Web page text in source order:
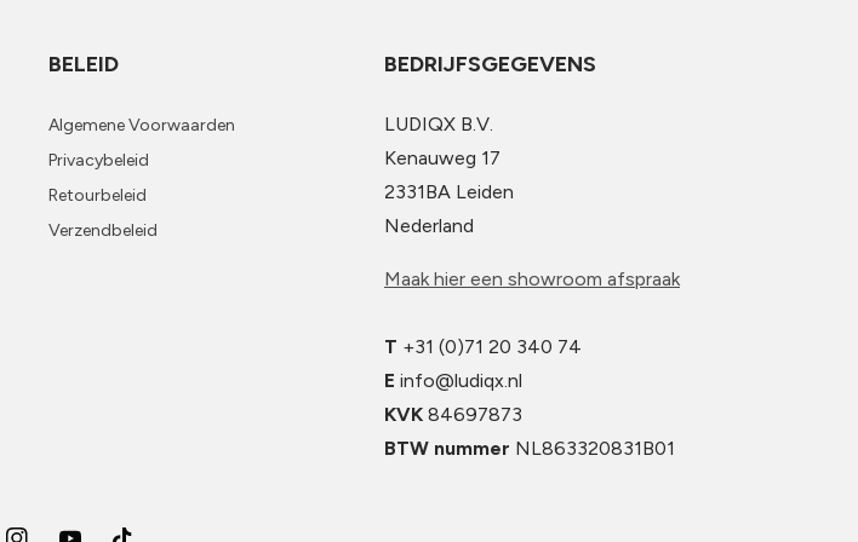
BELEID
Algemene Voorwaarden
Privacybeleid
Retourbeleid
Verzendbeleid
BEDRIJFSGEGEVENS
LUDIQX B.V.
Kenauweg 17
2331BA Leiden
Nederland
Maak hier een showroom afspraak
T +31 (0)71 20 340 74
E info@ludiqx.nl
KVK 84697873
BTW nummer NL863320831B01